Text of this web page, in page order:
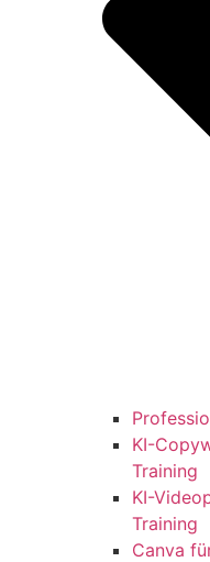
KI-
Training
KI-
Training
Canva